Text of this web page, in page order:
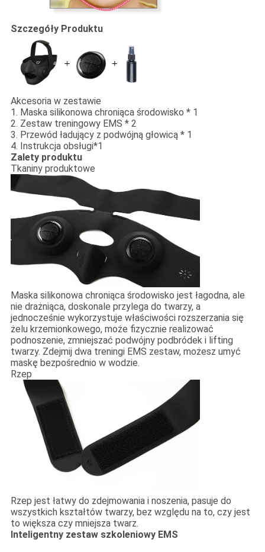
Szczegóły Produktu
Akcesoria w zestawie
1. Maska silikonowa chroniąca środowisko * 1
2. Zestaw treningowy EMS * 2
3. Przewód ładujący z podwójną głowicą * 1
4. Instrukcja obsługi*1
Zalety produktu
Tkaniny produktowe
Maska silikonowa chroniąca środowisko jest łagodna, ale
nie drażniąca, doskonale przylega do twarzy, a
jednocześnie wykorzystuje właściwości rozszerzania się
żelu krzemionkowego, może fizycznie realizować
podnoszenie, zmniejszać podwójny podbródek i lifting
twarzy. Zdejmij dwa treningi EMS zestaw, możesz umyć
maskę bezpośrednio w wodzie.
Rzep
Rzep jest łatwy do zdejmowania i noszenia, pasuje do
wszystkich kształtów twarzy, bez względu na to, czy jest
to większa czy mniejsza twarz.
Inteligentny zestaw szkoleniowy EMS